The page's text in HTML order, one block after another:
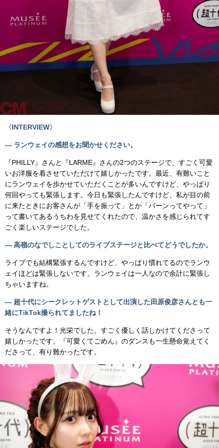
〈INTERVIEW〉
— ランウェイの感想をお聞かせください。
『PHILLY』さんと『LARME』さんの2つのステージで、すごく可愛
いお洋服を着させていただけて嬉しかったです。最近、有難いこと
にランウェイを歩かせていただくことが多いんですけど、やっぱり
何回やっても緊張します。今日も緊張したんですけど、私が目の前
に来たときにお客さんが「手を振って」とか「バーンってやって」
って書いてあるうちわを見せてくれたので、温かさを感じられてす
ごく楽しいステージでした。
— 高嶺のなでしことしてのライブステージと比べてどうでしたか。
ライブでも結構緊張するんですけど、やっぱり慣れてるのでランウ
ェイほどは緊張しないです。ランウェイは一人なので余計に緊張し
ちゃいますね。
— 超十代にシークレットゲストとして出演した田原俊彦さんとも一
緒にTikTok撮られてましたね！
そうなんですよ！光栄でした。すごく優しく話しかけてくださって
嬉しかったです。『可愛くてごめん』のダンスも一生懸命覚えてく
ださって、有り難かったです。